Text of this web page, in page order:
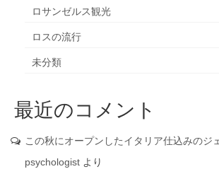
ロサンゼルス観光
ロスの流行
未分類
最近のコメント
この秋にオープンしたイタリア仕込みのジ
psychologist より